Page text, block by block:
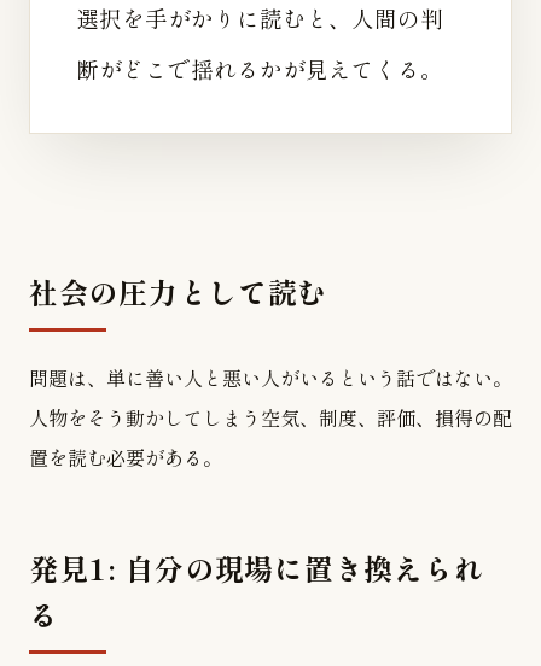
選択を手がかりに読むと、人間の判
断がどこで揺れるかが見えてくる。
社会の圧力として読む
問題は、単に善い人と悪い人がいるという話ではない。
人物をそう動かしてしまう空気、制度、評価、損得の配
置を読む必要がある。
発見1: 自分の現場に置き換えられ
る